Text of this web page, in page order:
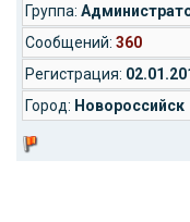
Группа:
Cообщений: 360
Регистрация:
Город: Новороссийск